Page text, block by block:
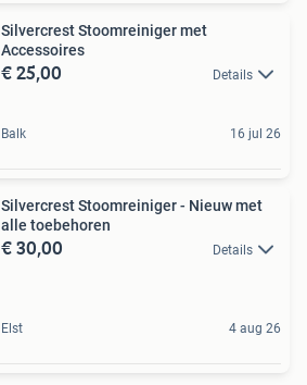
Silvercrest Stoomreiniger met
Accessoires
€ 25,00 Details
Balk 16 jul 26
Silvercrest Stoomreiniger - Nieuw met
alle toebehoren
€ 30,00 Details
Elst 4 aug 26